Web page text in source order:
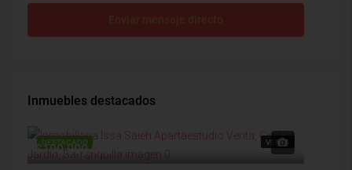
Inmuebles destacados
DESTACADO VENTA
$190,000,000